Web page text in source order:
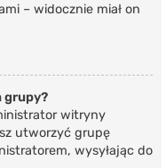
– widocznie miał on
grupy?
witryny
utworzyć grupę
wysyłając do